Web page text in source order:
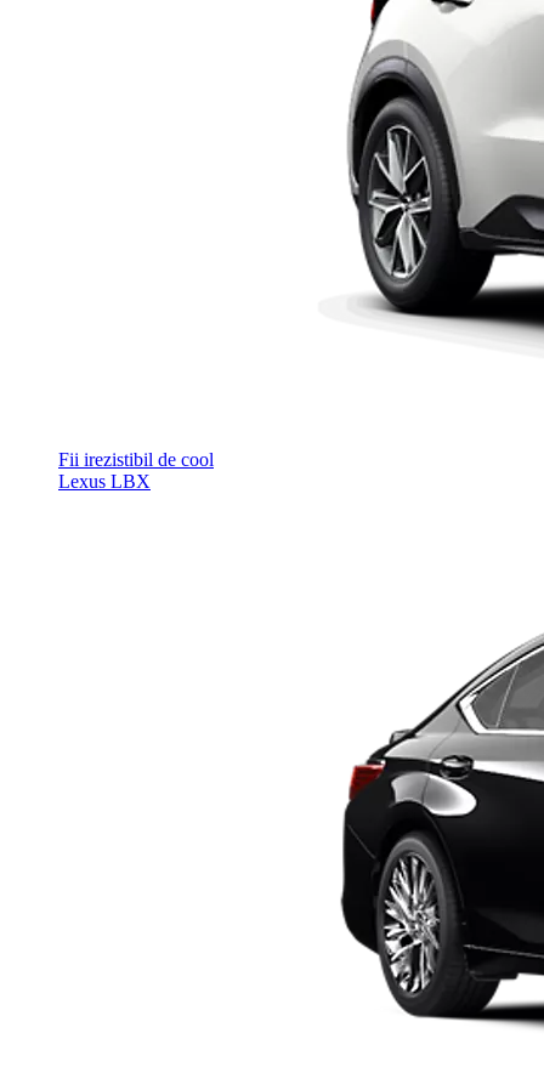
Fii irezistibil de cool
Lexus LBX